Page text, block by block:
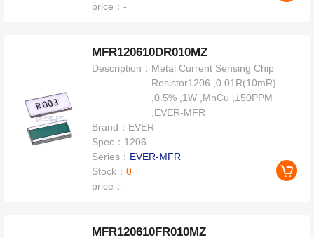
price：-
MFR120610DR010MZ
Description： Metal Current Sensing Chip
Resistor1206 ,0.01R(10mR)
,0.5% ,1W ,MnCu ,±50PPM
,EVER-MFR
Brand： EVER
Spec： 1206
Series： EVER-MFR
Stock：0
price：-
MFR120610FR010MZ